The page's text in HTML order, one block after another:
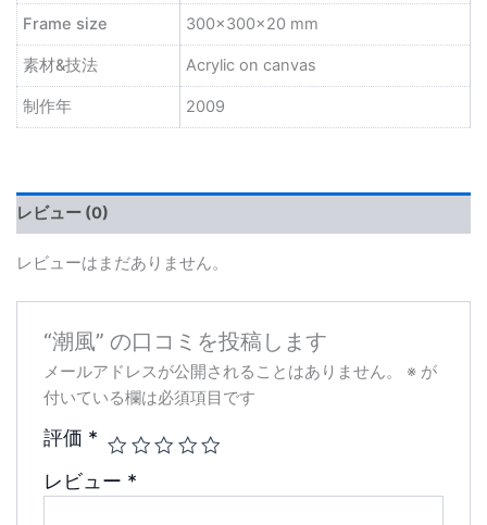
Frame size 300×300×20 mm
素材&技法 Acrylic on canvas
制作年 2009
レビュー (0)
レビューはまだありません。
“潮風” の口コミを投稿します
メールアドレスが公開されることはありません。 ※ が
付いている欄は必須項目です
評価 *
レビュー *